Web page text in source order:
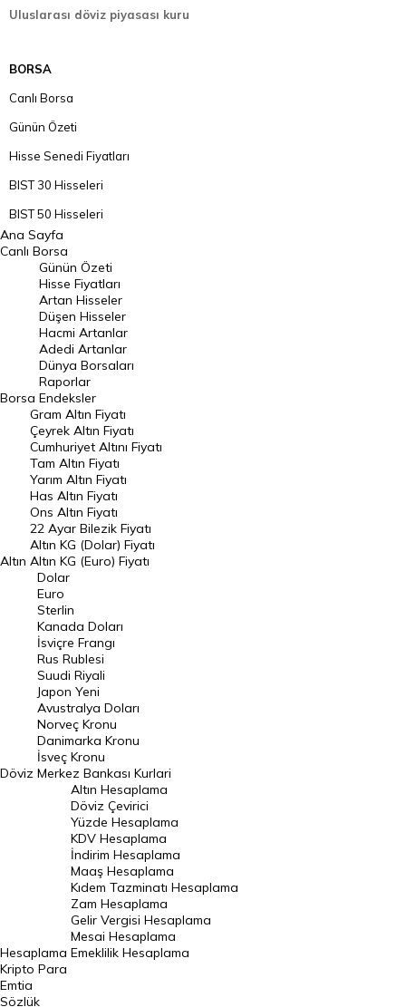
Uluslarası döviz piyasası kuru
BORSA
Canlı Borsa
Günün Özeti
Hisse Senedi Fiyatları
BIST 30 Hisseleri
BIST 50 Hisseleri
BIST 100 Hisseleri
En Çok Artan Hisseler
En Çok Düşen Hisseler
Hacmi Artanlar
Geçmiş Kapanışlar
Dünya Borsaları
Raporlar
Endeksler
DÖVİZ
Döviz Kuru
Dolar Kuru
Euro Kuru
Pound Kuru
Frank Kuru
Riyal Kuru
Avustralya Doları
Danimarka Kronu Kuru
Kanada Doları Kuru
Norveç Kronu Kuru
İsveç Kronu Kuru
Japon Yeni Kuru
Serbest Piyasa Döviz Kurları
Merkez Bankası Döviz Kurları
Altın Fiyatları
Gram Altın Fiyatı
Ana Sayfa
Canlı Borsa
Borsa
Günün Özeti
Hisse Fiyatları
Artan Hisseler
Düşen Hisseler
Hacmi Artanlar
Adedi Artanlar
Dünya Borsaları
Raporlar
Endeksler
Altın
Gram Altın Fiyatı
Çeyrek Altın Fiyatı
Cumhuriyet Altını Fiyatı
Tam Altın Fiyatı
Yarım Altın Fiyatı
Has Altın Fiyatı
Ons Altın Fiyatı
22 Ayar Bilezik Fiyatı
Altın KG (Dolar) Fiyatı
Altın KG (Euro) Fiyatı
Döviz
Dolar
Euro
Sterlin
Kanada Doları
İsviçre Frangı
Rus Rublesi
Suudi Riyali
Japon Yeni
Avustralya Doları
Norveç Kronu
Danimarka Kronu
İsveç Kronu
Merkez Bankası Kurlari
Hesaplama
Altın Hesaplama
Döviz Çevirici
Yüzde Hesaplama
KDV Hesaplama
İndirim Hesaplama
Maaş Hesaplama
Kıdem Tazminatı Hesaplama
Zam Hesaplama
Gelir Vergisi Hesaplama
Mesai Hesaplama
Emeklilik Hesaplama
Kripto Para
Emtia
Sözlük